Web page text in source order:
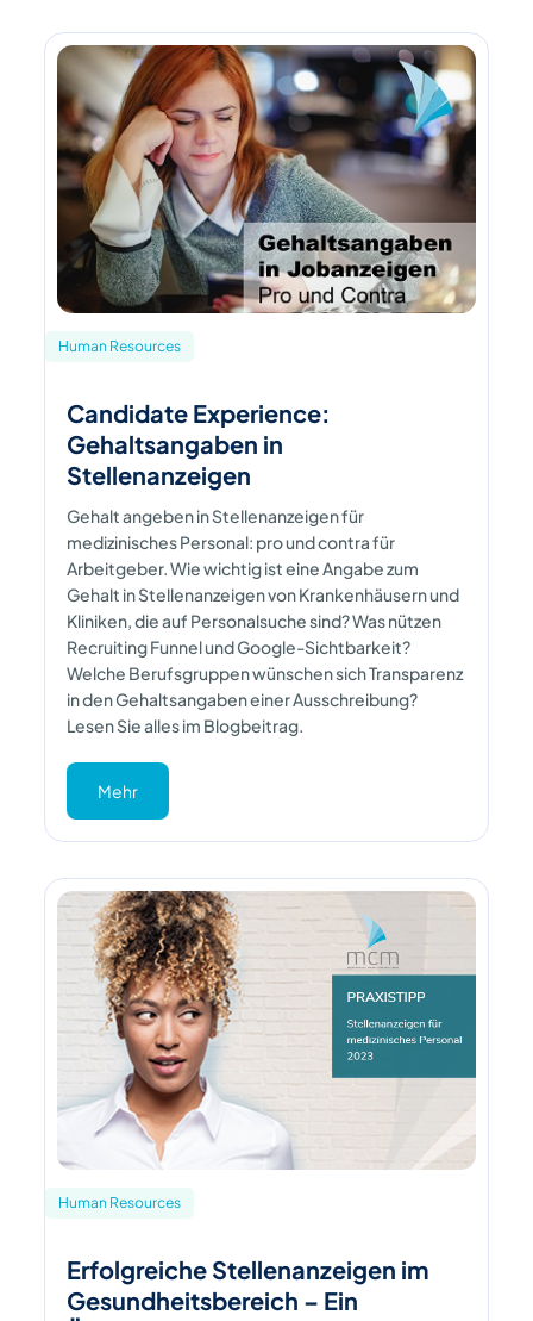
Human Resources
Candidate Experience:
Gehaltsangaben in
Stellenanzeigen
Gehalt angeben in Stellenanzeigen für
medizinisches Personal: pro und contra für
Arbeitgeber. Wie wichtig ist eine Angabe zum
Gehalt in Stellenanzeigen von Krankenhäusern und
Kliniken, die auf Personalsuche sind? Was nützen
Recruiting Funnel und Google-Sichtbarkeit?
Welche Berufsgruppen wünschen sich Transparenz
in den Gehaltsangaben einer Ausschreibung?
Lesen Sie alles im Blogbeitrag.
Mehr
Human Resources
Erfolgreiche Stellenanzeigen im
Gesundheitsbereich – Ein